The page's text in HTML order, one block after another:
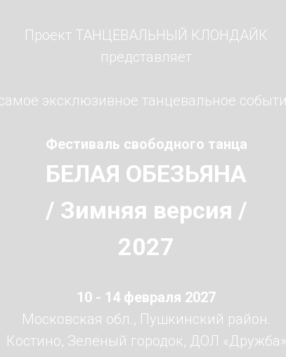
Проект ТАНЦЕВАЛЬНЫЙ КЛОНДАЙК
представляет
эксклюзивное танцевальное
Фестиваль свободного танца
БЕЛАЯ ОБЕЗЬЯНА
/ Зимняя версия /
2027
10 - 14 февраля 2027
Московская обл., Пушкинский район.
Костино, Зелёный городок, ДОЛ «Дружба»